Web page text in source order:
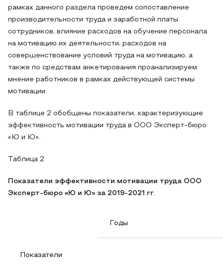
рамках данного раздела проведем сопоставление
производительности труда и заработной платы
сотрудников, влияние расходов на обучение персонала
на мотивацию их деятельности, расходов на
совершенствование условий труда на мотивацию, а
также по средствам анкетирования проанализируем
мнение работников в рамках действующей системы
мотивации.
В таблице 2 обобщены показатели, характеризующие
эффективность мотивации труда в ООО Эксперт-бюро
«Ю и Ю».
Таблица 2
Показатели эффективности мотивации труда ООО
Эксперт-бюро «Ю и Ю» за 2019-2021 гг.
Показатели
Годы